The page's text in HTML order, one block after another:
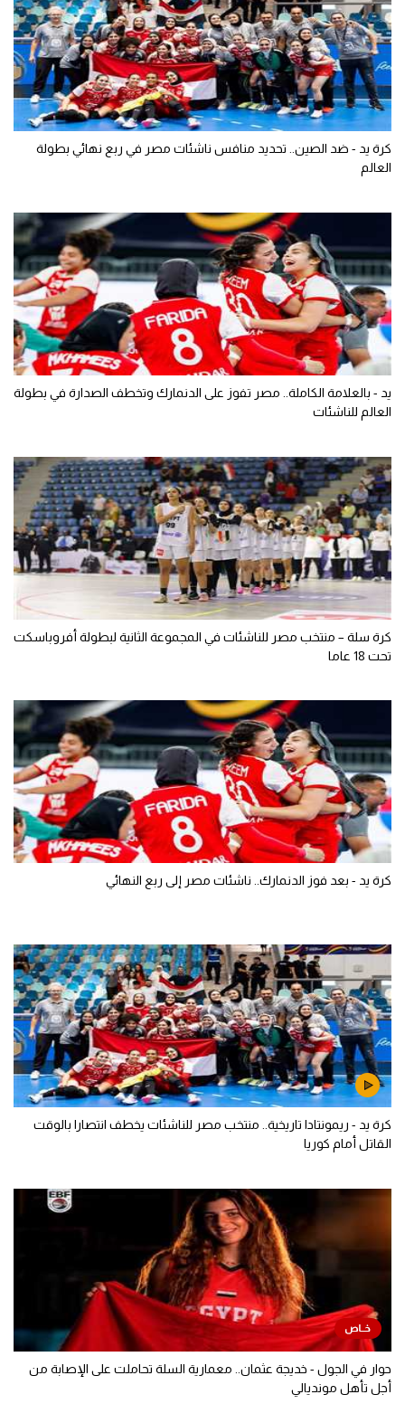
كرة يد - ضد الصين.. تحديد منافس ناشئات مصر في ربع نهائي بطولة
العالم
يد - بالعلامة الكاملة.. مصر تفوز على الدنمارك وتخطف الصدارة في بطولة
العالم للناشئات
كرة سلة – منتخب مصر للناشئات في المجموعة الثانية لبطولة أفروباسكت
تحت 18 عاما
كرة يد - بعد فوز الدنمارك.. ناشئات مصر إلى ربع النهائي
كرة يد - ريمونتادا تاريخية.. منتخب مصر للناشئات يخطف انتصارا بالوقت
القاتل أمام كوريا
حوار في الجول - خديجة عثمان.. معمارية السلة تحاملت على الإصابة من
أجل تأهل مونديالي